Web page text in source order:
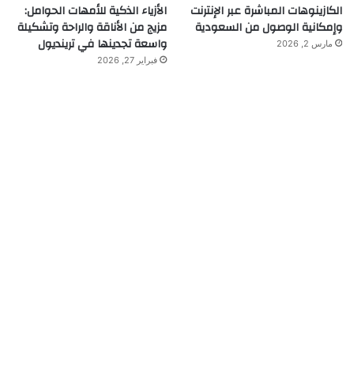
الكازينوهات المباشرة عبر الإنترنت
وإمكانية الوصول من السعودية
مارس 2, 2026
الأزياء الذكية للأمهات الحوامل:
مزيج من الأناقة والراحة وتشكيلة
واسعة تجدينها في ترينديول
فبراير 27, 2026